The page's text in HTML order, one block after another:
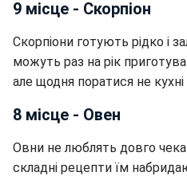
9 місце - Скорпіон
Скорпіони готують рідко і
можуть раз на рік
але щодня поратися не
8 місце - Овен
Овни не люблять довго
складні рецепти їм